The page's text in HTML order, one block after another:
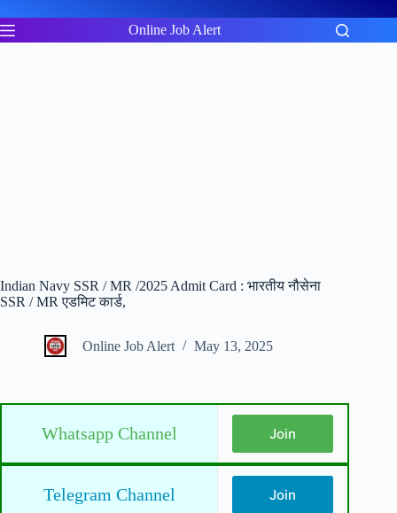
to
content
Online Job Alert
Indian Navy SSR / MR /2025 Admit Card : भारतीय नौसेना
SSR / MR एडमिट कार्ड,
Online Job Alert May 13, 2025
Whatsapp Channel Join
Telegram Channel Join